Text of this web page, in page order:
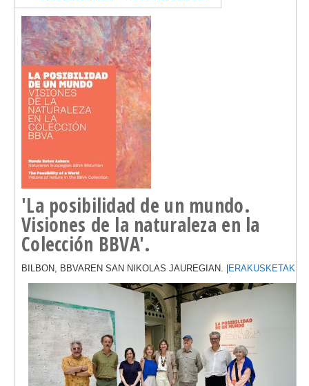
'La posibilidad de un mundo.
Visiones de la naturaleza en la
Colección BBVA'.
BILBON, BBVAREN SAN NIKOLAS JAUREGIAN. | ERAKUSKETAK